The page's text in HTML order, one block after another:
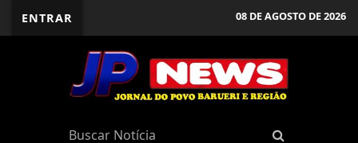
ENTRAR 08 DE AGOSTO DE 2026